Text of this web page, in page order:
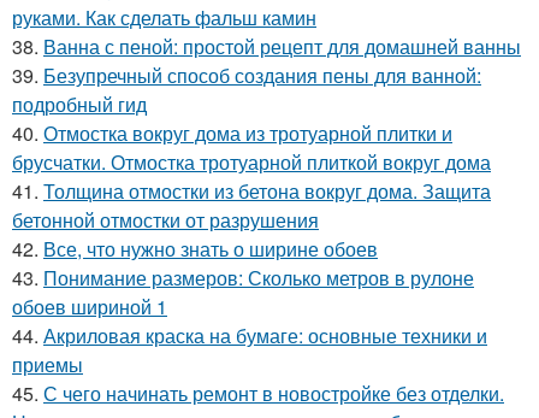
руками. Как сделать фальш камин
38. Ванна с пеной: простой рецепт для домашней ванны
39. Безупречный способ создания пены для ванной:
подробный гид
40. Отмостка вокруг дома из тротуарной плитки и
брусчатки. Отмостка тротуарной плиткой вокруг дома
41. Толщина отмостки из бетона вокруг дома. Защита
бетонной отмостки от разрушения
42. Все, что нужно знать о ширине обоев
43. Понимание размеров: Сколько метров в рулоне
обоев шириной 1
44. Акриловая краска на бумаге: основные техники и
приемы
45. С чего начинать ремонт в новостройке без отделки.